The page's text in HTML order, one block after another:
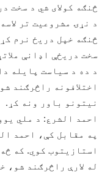
څنګه کولای شي د سخت
د نړۍ مشروعیت تر
څنګه خپل دریځ نرم
سخت دریځې اډانې
د ده د سیاست پایله
اختلافونه راڅرګند
نیتونو باور ونه کړ.
احمد الشرع: د ملي
په مقابل کې، احمد
استازیتوب کوي. که
له لارې راڅرګند شو،